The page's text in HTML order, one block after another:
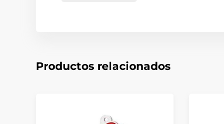
Productos relacionados